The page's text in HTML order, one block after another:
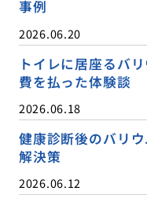
事例
2026.06.20
トイレに居座るバ
費を払った体験談
2026.06.18
健康診断後のバリ
解決策
2026.06.12